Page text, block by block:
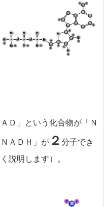
Ｄ」という化合物が「Ｎ
ＡＤＨ」が ２ 分子でき
説明します）。